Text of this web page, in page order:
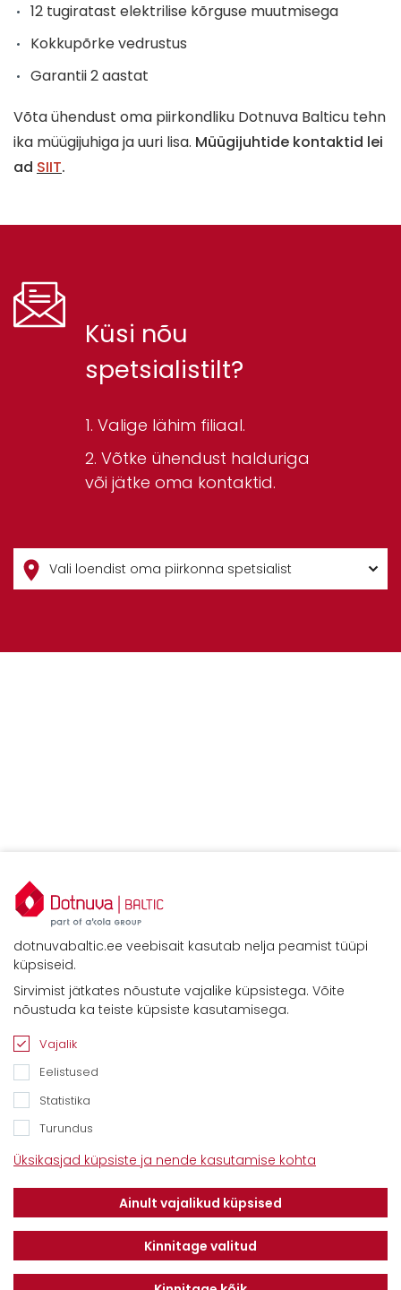
12 tugiratast elektrilise kõrguse muutmisega
Kokkupõrke vedrustus
Garantii 2 aastat
Võta ühendust oma piirkondliku Dotnuva Balticu tehn
ika müügijuhiga ja uuri lisa. Müügijuhtide kontaktid lei
ad SIIT.
Küsi nõu
spetsialistilt?
Valige lähim filiaal.
Võtke ühendust halduriga
või jätke oma kontaktid.
Kontaktid
Savimäe 7, Vahi 60534, Tartu vald
Tel. 6612800
E-mail:
Klientidele
Meist
Kontaktid
Teenindus
Finantseerimine
Privaatsuseeskiri
dotnuvabaltic.ee veebisait kasutab nelja peamist tüüpi
küpsiseid.
Sirvimist jätkates nõustute vajalike küpsistega. Võite
nõustuda ka teiste küpsiste kasutamisega.
Vajalik
Eelistused
Statistika
Turundus
Üksikasjad küpsiste ja nende kasutamise kohta
Ainult vajalikud küpsised
Kinnitage valitud